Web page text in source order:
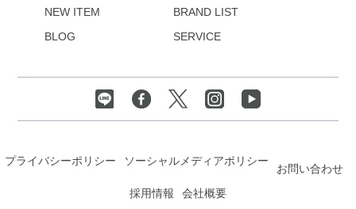
NEW ITEM
BLOG
BRAND LIST
SERVICE
プライバシーポリシー ソーシャルメディアポリシー
お問い合わせ
採用情報
会社概要